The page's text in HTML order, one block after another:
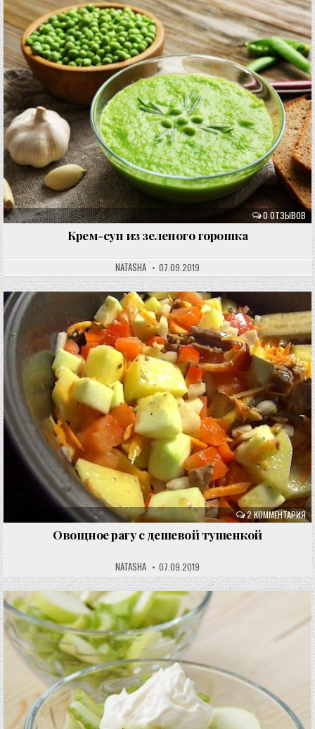
0 ОТЗЫВОВ
Крем-суп из зеленого горошка
NATASHA 07.09.2019
2 КОММЕНТАРИЯ
Овощное рагу с дешевой тушенкой
NATASHA 07.09.2019